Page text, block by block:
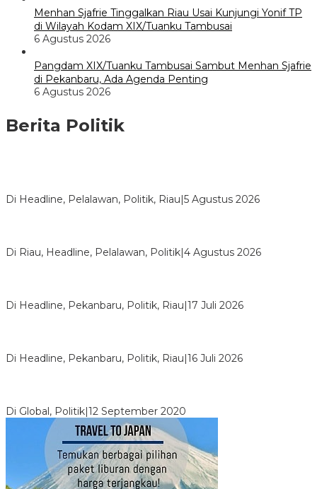
Menhan Sjafrie Tinggalkan Riau Usai Kunjungi Yonif TP
di Wilayah Kodam XIX/Tuanku Tambusai
6 Agustus 2026
Pangdam XIX/Tuanku Tambusai Sambut Menhan Sjafrie
di Pekanbaru, Ada Agenda Penting
6 Agustus 2026
Berita Politik
Di Headline, Pelalawan, Politik, Riau|5 Agustus 2026
Di Riau, Headline, Pelalawan, Politik|4 Agustus 2026
Di Headline, Pekanbaru, Politik, Riau|17 Juli 2026
Di Headline, Pekanbaru, Politik, Riau|16 Juli 2026
Di Global, Politik|12 September 2020